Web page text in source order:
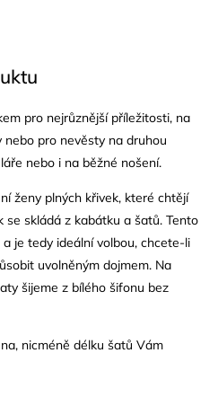
pro nejrůznější příležitosti, na
pro nevěsty na druhou
nebo i na běžné nošení.
ženy plných křivek, které chtějí
skládá z kabátku a šatů. Tento
a je tedy ideální volbou, chcete-li
uvolněným dojmem. Na
šijeme z bílého šifonu bez
nicméně délku šatů Vám